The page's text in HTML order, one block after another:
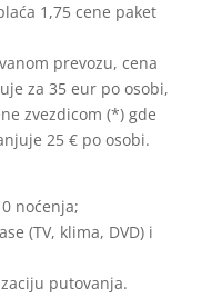
1,75 cene paket
prevozu, cena
za 35 eur po osobi,
zvezdicom (*) gde
25 € po osobi.
noćenja;
(TV, klima, DVD) i
putovanja.